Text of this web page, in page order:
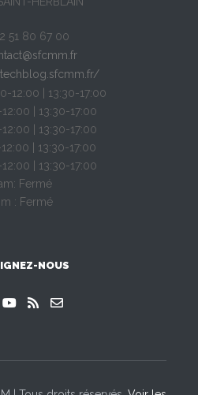
51 80 67 00
12:00 | 13:30-17:00
| 13:30-17:00
| 13:30-17:00
| 13:30-17:00
| 13:30-17:00
Fermé
: Fermé
NOUS